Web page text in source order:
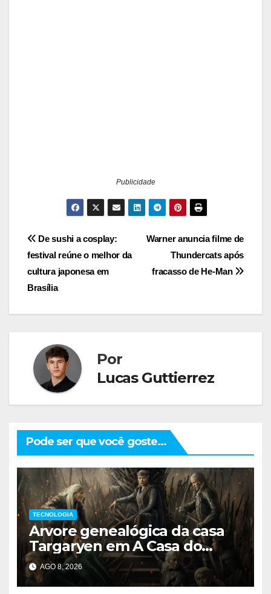
Publicidade
Navegação
de
Post
Warner anuncia filme de
Thundercats após
fracasso de He-Man
De sushi a cosplay:
festival reúne o melhor da
cultura japonesa em
Brasília
Por
Lucas Guttierrez
Pode ser que você goste...
TECNOLOGIA
Arvore genealógica da casa
Targaryen em A Casa do
Dragão
AGO 8, 2026